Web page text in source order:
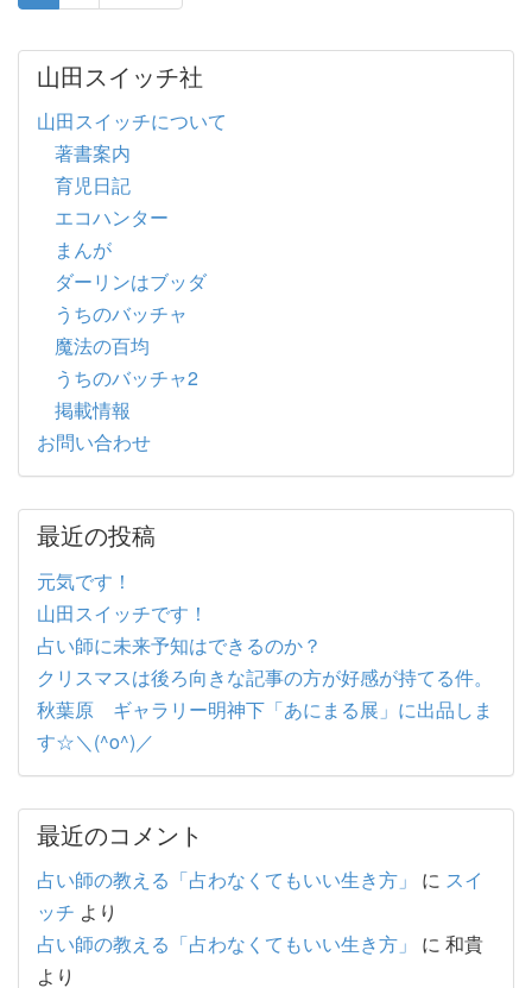
山田スイッチ社
山田スイッチについて
著書案内
育児日記
エコハンター
まんが
ダーリンはブッダ
うちのバッチャ
魔法の百均
うちのバッチャ2
掲載情報
お問い合わせ
最近の投稿
元気です！
山田スイッチです！
占い師に未来予知はできるのか？
クリスマスは後ろ向きな記事の方が好感が持てる件。
秋葉原 ギャラリー明神下「あにまる展」に出品しま
す☆＼(^o^)／
最近のコメント
占い師の教える「占わなくてもいい生き方」 に スイ
ッチ より
占い師の教える「占わなくてもいい生き方」
に 和貴
より